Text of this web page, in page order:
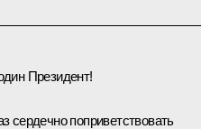
Президент!
сердечно поприветствовать